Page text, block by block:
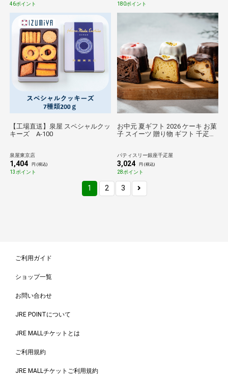
46ポイント 180ポイント
【工場直送】泉屋 スペシャルクッ
キーズ A-100
泉屋東京店
1,404 円 (税込)
13ポイント
お中元 夏ギフト 2026 ケーキ お菓
子 スイーツ 贈り物 ギフト 千疋屋
パティスリー銀座千疋屋
3,024 円 (税込)
28ポイント
1 2 3
ご利用ガイド
ショップ一覧
お問い合わせ
JRE POINTについて
JRE MALLチケットとは
ご利用規約
JRE MALLチケットご利用規約